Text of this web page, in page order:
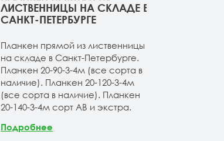
ЛИСТВЕННИЦЫ НА СКЛАДЕ В
САНКТ-ПЕТЕРБУРГЕ
Планкен прямой из лиственницы
на складе в Санкт-Петербурге.
Планкен 20-90-3-4м (все сорта в
наличие). Планкен 20-120-3-4м
(все сорта в наличие). Планкен
20-140-3-4м сорт АВ и экстра.
Подробнее